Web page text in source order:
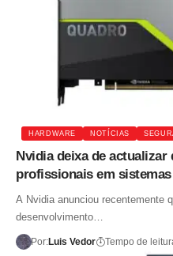
HARDWARE NOTÍCIAS
Nvidia deixa de
profissionais em
A Nvidia anunciou recentemente
desenvolvimento…
Por:Luis Vedor Tempo de